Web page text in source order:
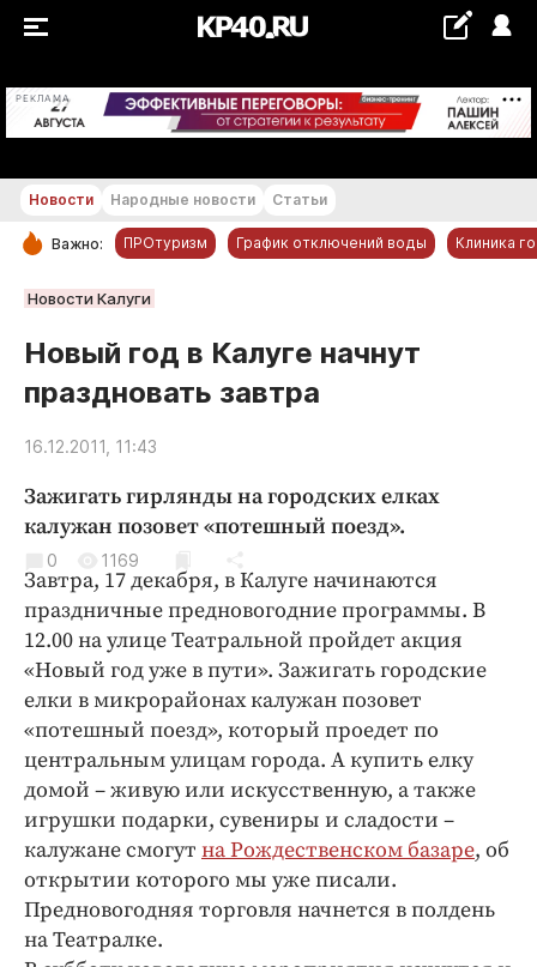
РЕКЛАМА +18...+19 °С
РУБРИКИ
Обнинск
Новости компаний
Статьи
Народные новости
Благоустройство
Криминал
Культура
Недвижимость и ЖКХ
Образование
Общество
Погода
Праздники
Происшествия
Спорт
Экономика и бизнес
ПРОЕКТЫ
Новости Народные новости Статьи
Важно: ПРОтуризм График отключений воды Клиника
Новости Калуги
Новый год в Калуге начнут
праздновать завтра
16.12.2011, 11:43
Зажигать гирлянды на городских елках
калужан позовет «потешный поезд».
0 1169
Завтра, 17 декабря, в Калуге начинаются
праздничные предновогодние программы. В
12.00 на улице Театральной пройдет акция
«Новый год уже в пути». Зажигать городские
елки в микрорайонах калужан позовет
«потешный поезд», который проедет по
центральным улицам города. А купить елку
домой – живую или искусственную, а также
игрушки подарки, сувениры и сладости –
калужане смогут на Рождественском базаре, об
открытии которого мы уже писали.
Предновогодняя торговля начнется в полдень
на Театралке.